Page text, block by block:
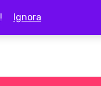
! Ignora